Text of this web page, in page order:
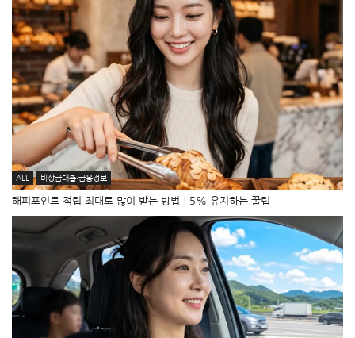
ALL 비상금대출·금융정보
해피포인트 적립 최대로 많이 받는 방법│5% 유지하는 꿀팁